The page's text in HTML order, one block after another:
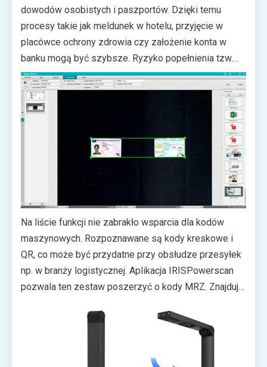
dowodów osobistych i paszportów. Dzięki temu
procesy takie jak meldunek w hotelu, przyjęcie w
placówce ochrony zdrowia czy założenie konta w
banku mogą być szybsze. Ryzyko popełnienia tzw.
literówki również powinno być mniejsze. W razie
potrzeby wykonania kopii dokumentu,
oprogramowanie łączy obraz jego przedniej i tylnej
części, a następnie zapisuje komplet w pojedynczym
pliku JPG lub PDF.
Na liście funkcji nie zabrakło wsparcia dla kodów
maszynowych. Rozpoznawane są kody kreskowe i
QR, co może być przydatne przy obsłudze przesyłek
np. w branży logistycznej. Aplikacja IRISPowerscan
pozwala ten zestaw poszerzyć o kody MRZ. Znajdują
w paszportach i pozwalają na uzyskanie takich
danych jak imię i nazwisko, daty urodzenia i ważności